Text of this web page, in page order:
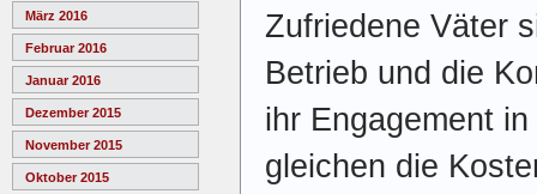
März 2016
Februar 2016
Januar 2016
Dezember 2015
November 2015
Oktober 2015
Zufriedene Väter
Betrieb und die
ihr Engagement
gleichen die